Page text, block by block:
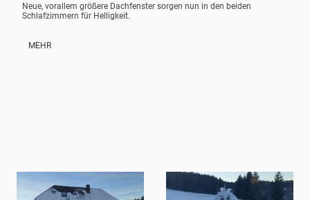
Neue, vorallem größere Dachfenster sorgen nun in den beiden
Schlafzimmern für Helligkeit.
MEHR